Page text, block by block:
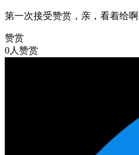
第一次接受赞赏，亲，看着给啊
赞赏
0人赞赏